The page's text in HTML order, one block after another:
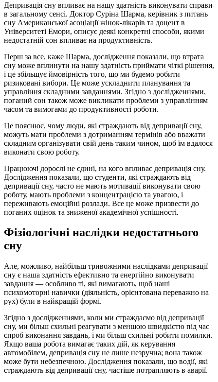
Депривація сну впливає на нашу здатність виконувати справи
в загальному сенсі. Доктор Суріна Шарма, керівник з питань
сну Американської асоціації жінок-лікарів та доцент в
Університеті Емори, описує деякі конкретні способи, якими
недостатній сон впливає на продуктивність.
Перш за все, каже Шарма, дослідження показали, що втрата
сну може вплинути на нашу здатність приймати чіткі рішення,
і це збільшує ймовірність того, що ми будемо робити
ризиковані вибори. Це може ускладнити планування та
управління складними завданнями. Згідно з дослідженнями,
поганий сон також може викликати проблеми з управлінням
часом та вимогами до продуктивності роботи.
Це пояснює, чому люди, які страждають від депривації сну,
можуть мати проблеми з дотриманням термінів або вважати
складним організувати свій день таким чином, щоб їм вдалося
виконати свою роботу.
Працюючі дорослі не єдині, на кого впливає депривація сну.
Дослідження показали, що студенти, які страждають від
депривації сну, часто не мають мотивації виконувати свою
роботу, мають проблеми з концентрацією та увагою, і
переживають емоційні розлади. Все це може призвести до
поганих оцінок та зниженої академічної успішності.
Фізіологічні наслідки недостатнього
сну
Але, можливо, найбільш тривожними наслідками депривації
сну є наша здатність ефективно та енергійно виконувати
завдання — особливо ті, які вимагають, щоб наші
психомоторні навички (діяльність, орієнтована переважно на
рух) були в найкращій формі.
Згідно з дослідженнями, коли ми страждаємо від депривації
сну, ми більш схильні реагувати з меншою швидкістю під час
спроб виконання завдань, і ми більш схильні робити помилки.
Якщо ваша робота вимагає таких дій, як керування
автомобілем, депривація сну не лише незручна; вона також
може бути небезпечною. Дослідження показали, що водії, які
страждають від депривації сну, частіше потрапляють в аварії.